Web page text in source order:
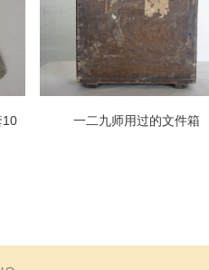
10 一二九师用过的文件箱